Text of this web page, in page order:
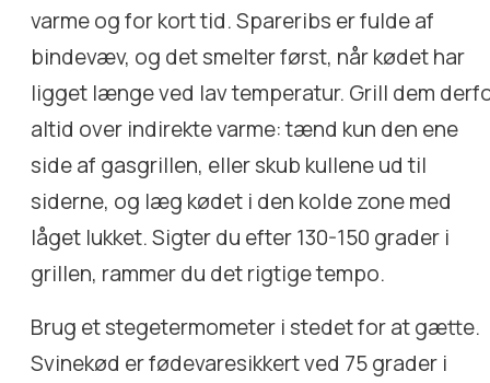
varme og for kort tid. Spareribs er fulde af
bindevæv, og det smelter først, når kødet har
ligget længe ved lav temperatur. Grill dem
altid over indirekte varme: tænd kun den ene
side af gasgrillen, eller skub kullene ud til
siderne, og læg kødet i den kolde zone med
låget lukket. Sigter du efter 130-150 grader i
grillen, rammer du det rigtige tempo.
Brug et stegetermometer i stedet for at gætte.
Svinekød er fødevaresikkert ved 75 grader i